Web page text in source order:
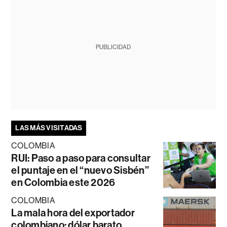
PUBLICIDAD
LAS MÁS VISITADAS
COLOMBIA
RUI: Paso a paso para consultar
el puntaje en el “nuevo Sisbén”
en Colombia este 2026
COLOMBIA
La mala hora del exportador